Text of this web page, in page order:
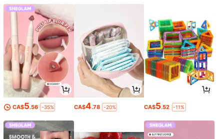
CA$5.56 -35% CA$4.78 -20% CA$5.52 -11%